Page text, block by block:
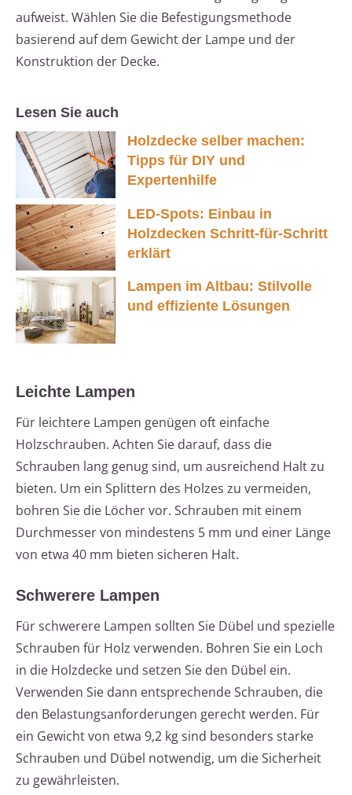
aufweist. Wählen Sie die Befestigungsmethode
basierend auf dem Gewicht der Lampe und der
Konstruktion der Decke.
Lesen Sie auch
Holzdecke selber machen:
Tipps für DIY und
Expertenhilfe
LED-Spots: Einbau in
Holzdecken Schritt-für-Schritt
erklärt
Lampen im Altbau: Stilvolle
und effiziente Lösungen
Leichte Lampen
Für leichtere Lampen genügen oft einfache
Holzschrauben. Achten Sie darauf, dass die
Schrauben lang genug sind, um ausreichend Halt zu
bieten. Um ein Splittern des Holzes zu vermeiden,
bohren Sie die Löcher vor. Schrauben mit einem
Durchmesser von mindestens 5 mm und einer Länge
von etwa 40 mm bieten sicheren Halt.
Schwerere Lampen
Für schwerere Lampen sollten Sie Dübel und spezielle
Schrauben für Holz verwenden. Bohren Sie ein Loch
in die Holzdecke und setzen Sie den Dübel ein.
Verwenden Sie dann entsprechende Schrauben, die
den Belastungsanforderungen gerecht werden. Für
ein Gewicht von etwa 9,2 kg sind besonders starke
Schrauben und Dübel notwendig, um die Sicherheit
zu gewährleisten.